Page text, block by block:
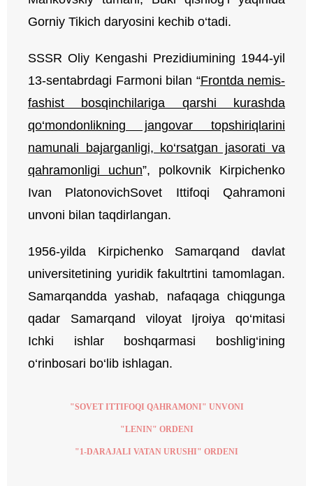
Gorniy Tikich daryosini kechib o‘tadi.
SSSR Oliy Kengashi Prezidiumining 1944-yil
13-sentabrdagi Farmoni bilan “Frontda nemis-
fashist bosqinchilariga qarshi kurashda
qo‘mondonlikning jangovar topshiriqlarini
namunali bajarganligi, ko‘rsatgan jasorati va
qahramonligi uchun”, polkovnik Kirpichenko
Ivan PlatonovichSovet Ittifoqi Qahramoni
unvoni bilan taqdirlangan.
1956-yilda Kirpichenko Samarqand davlat
universitetining yuridik fakultrtini tamomlagan.
Samarqandda yashab, nafaqaga chiqgunga
qadar Samarqand viloyat Ijroiya qo‘mitasi
Ichki ishlar boshqarmasi boshlig‘ining
o‘rinbosari bo‘lib ishlagan.
"SOVET ITTIFOQI QAHRAMONI" UNVONI
"LENIN" ORDENI
"1-DARAJALI VATAN URUSHI" ORDENI